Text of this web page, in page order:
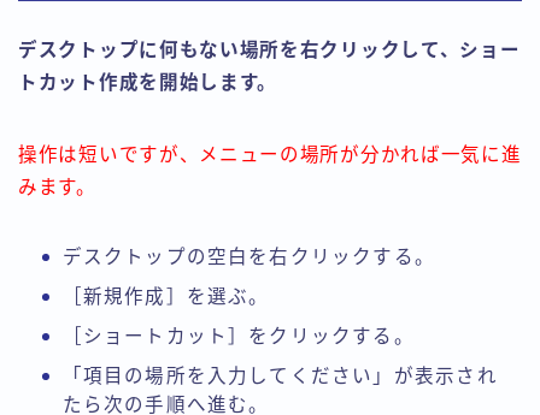
デスクトップに何もない場所を右クリックして、ショー
トカット作成を開始します。
操作は短いですが、メニューの場所が分かれば一気に進
みます。
デスクトップの空白を右クリックする。
［新規作成］を選ぶ。
［ショートカット］をクリックする。
「項目の場所を入力してください」が表示され
たら次の手順へ進む。